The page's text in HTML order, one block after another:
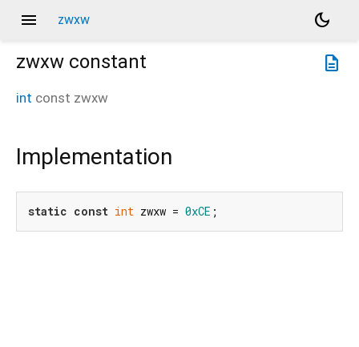
menu zwxw
dark_mode
description
zwxw constant
int const zwxw
Implementation
static const int zwxw = 0xCE ;